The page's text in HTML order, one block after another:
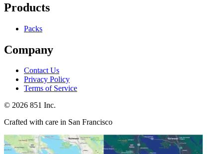
Products
Packs
Company
Contact Us
Privacy Policy
Terms of Service
© 2026 851 Inc.
Crafted with care in San Francisco